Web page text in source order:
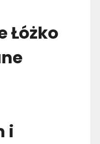
Błękity granaty
KOMFORTOWE MEBLE
Łóżko
i